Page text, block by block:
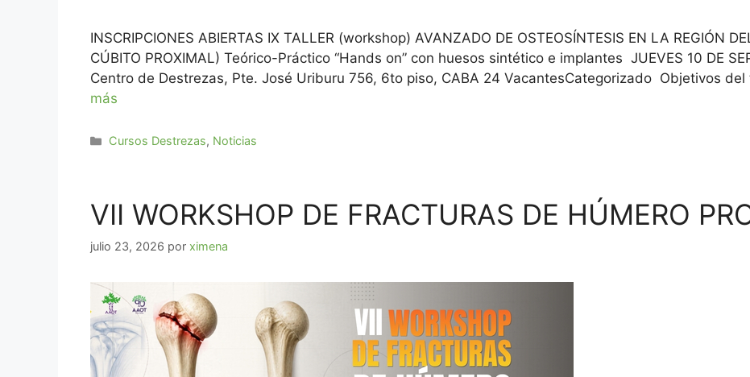
INSCRIPCIONES ABIERTAS IX TALLER (workshop) AVANZADO DE OSTEOSÍNTESIS EN LA REGIÓN
CÚBITO PROXIMAL) Teórico-Práctico “Hands on” con huesos sintético e implantes JUEVES 10 DE
Centro de Destrezas, Pte. José Uriburu 756, 6to piso, CABA 24 VacantesCategorizado Objetivos
más
Cursos Destrezas, Noticias
VII WORKSHOP DE FRACTURAS DE HÚMERO
julio 23, 2026 por ximena